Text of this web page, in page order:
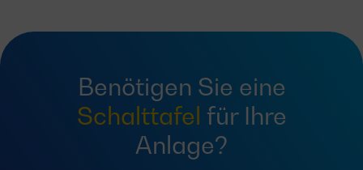
Benötigen Sie eine
Schalttafel für Ihre
Anlage?